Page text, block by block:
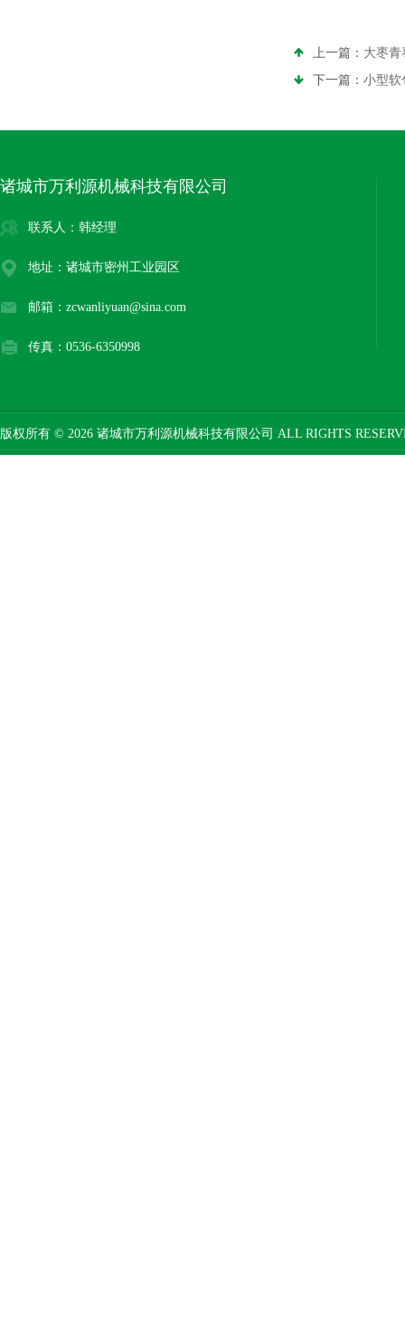
上一篇： 大枣青
下一篇： 小型软
诸城市万利源机械科技有限公司
联系人：韩经理
地址：诸城市密州工业园区
邮箱：zcwanliyuan@sina.com
传真：0536-6350998
版权所有 © 2026 诸城市万利源机械科技有限公司 ALL RIGHTS